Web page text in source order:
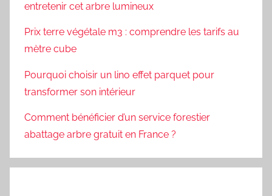
entretenir cet arbre lumineux
Prix terre végétale m3 : comprendre les tarifs au
mètre cube
Pourquoi choisir un lino effet parquet pour
transformer son intérieur
Comment bénéficier d’un service forestier
abattage arbre gratuit en France ?